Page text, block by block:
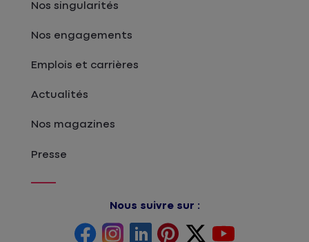
Nos singularités
Nos engagements
Emplois et carrières
Actualités
Nos magazines
Presse
Nous suivre sur :